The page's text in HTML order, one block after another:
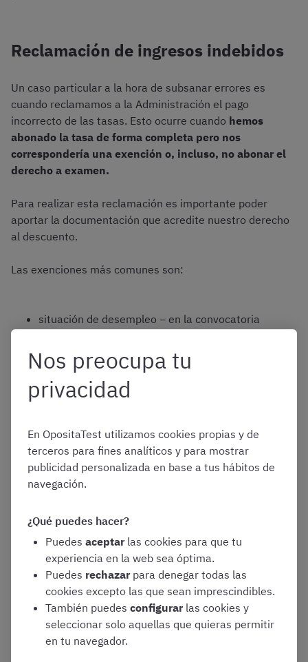
Reclamación de ingresos indebidos
Un caso particular a la hora de subsanar errores es
cuando reclamamos a la Administración el pago
incorrecto de las tasas. Esto ocurre cuando hemos
abonado la tasa de forma completa pero nos
correspondería una exención o, incluso, no abonar el
derecho a examen.
Para realizar esta reclamación es importante poder
aportar la documentación que acredite nuestro derecho
al descuento.
Las exenciones más comunes son:
situación de desempleo – en la convocatoria
cumplirse de forma simultánea
pertenecer a familias numerosas
discapacidad declarada superior al 33%
*No todas las convocatorias incluyen todas las
excepciones. Pueden existir otros motivos para la
Estos son los
pasos a seguir para presentar una
reclamación de ingresos indebidos en una oposición
Acceder a la sede electrónica de las
administraciones públicas
Seleccionar si deseamos presentar el
Nos preocupa tu
privacidad
En OpositaTest utilizamos cookies propias y de
terceros para fines analíticos y para mostrar
publicidad personalizada en base a tus hábitos de
navegación.
¿Qué puedes hacer?
Puedes aceptar las cookies para que tu
experiencia en la web sea óptima.
Puedes rechazar para denegar todas las
cookies excepto las que sean imprescindibles.
También puedes configurar las cookies y
seleccionar solo aquellas que quieras permitir
en tu navegador.